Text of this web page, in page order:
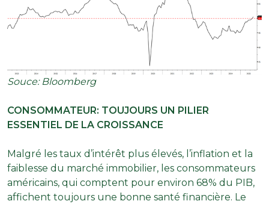
Souce: Bloomberg
CONSOMMATEUR: TOUJOURS UN PILIER
ESSENTIEL DE LA CROISSANCE
Malgré les taux d’intérêt plus élevés, l’inflation et la
faiblesse du marché immobilier, les consommateurs
américains, qui comptent pour environ 68% du PIB,
affichent toujours une bonne santé financière. Le